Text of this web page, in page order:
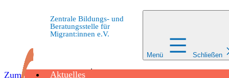
Zum Inhalt springen
Zentrale Bildungs- und
Beratungsstelle für
Migrant:innen e.V.
Menü Schließen
Aktuelles